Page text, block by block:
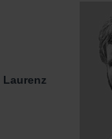
Laurenz